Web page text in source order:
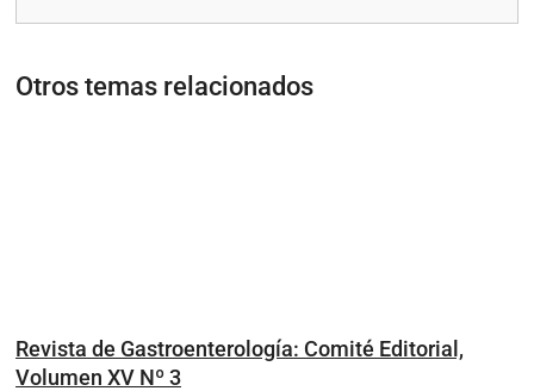
Otros temas relacionados
Revista de Gastroenterología: Comité Editorial,
Volumen XV Nº 3